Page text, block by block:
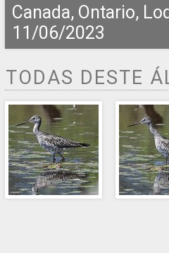
Canada, Ontario,
11/06/2023
TODAS DESTE